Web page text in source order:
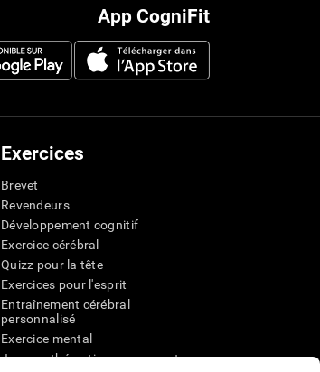
App CogniFit
Exercices
Brevet
Revendeurs
Développement cognitif
Exercice cérébral
Quizz pour la tête
Exercices pour l'esprit
Entraînement cérébral
personnalisé
Exercice mental
Jeux mathématiques amusants